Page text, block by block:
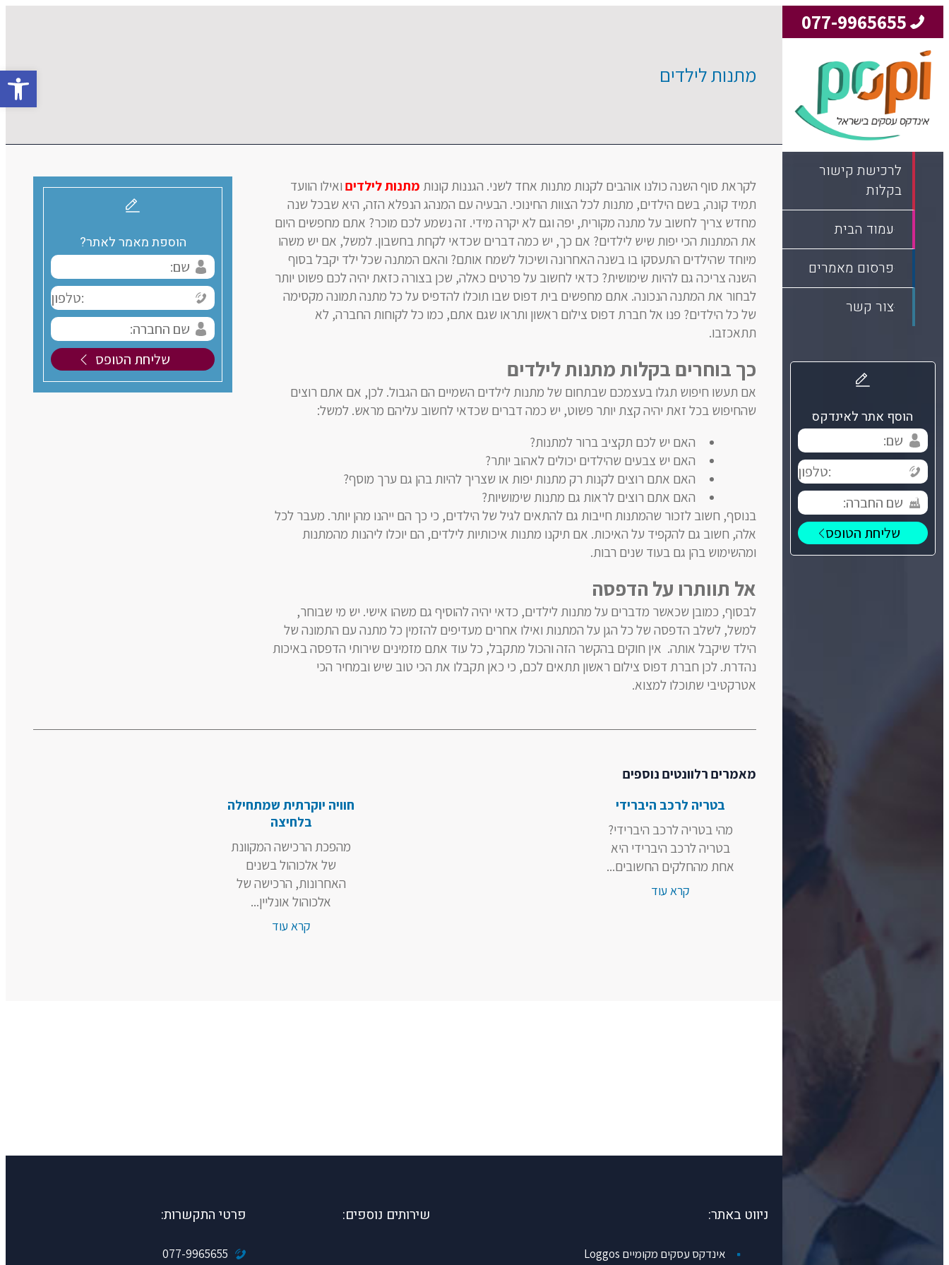
פתח
077-9965655
לרכישת קישור
בקלות
עמוד הבית
פרסום מאמרים
צור קשר
הוסף אתר לאינדקס
מתנות לילדים
לקראת סוף השנה כולנו אוהבים לקנות מתנות אחד לשני. הגננות קונות מתנות לילדיםואילו הוועד
תמיד קונה, בשם הילדים, מתנות לכל הצוות החינוכי. הבעיה עם המנהג הנפלא הזה, היא שבכל שנה
מחדש צריך לחשוב על מתנה מקורית, יפה וגם לא יקרה מידי. זה נשמע לכם מוכר? אתם מחפשים היום
את המתנות הכי יפות שיש לילדים? אם כך, יש כמה דברים שכדאי לקחת בחשבון. למשל, אם יש משהו
מיוחד שהילדים התעסקו בו בשנה האחרונה ושיכול לשמח אותם? והאם המתנה שכל ילד יקבל בסוף
השנה צריכה גם להיות שימושית? כדאי לחשוב על פרטים כאלה, שכן בצורה כזאת יהיה לכם פשוט יותר
לבחור את המתנה הנכונה. אתם מחפשים בית דפוס שבו תוכלו להדפיס על כל מתנה תמונה מקסימה
של כל הילדים? פנו אל חברת דפוס צילום ראשון ותראו שגם אתם, כמו כל לקוחות החברה, לא
תתאכזבו.
כך בוחרים בקלות מתנות לילדים
אם תעשו חיפוש תגלו בעצמכם שבתחום של מתנות לילדים השמיים הם הגבול. לכן, אם אתם רוצים
שהחיפוש בכל זאת יהיה קצת יותר פשוט, יש כמה דברים שכדאי לחשוב עליהם מראש. למשל:
האם יש לכם תקציב ברור למתנות?
האם יש צבעים שהילדים יכולים לאהוב יותר?
האם אתם רוצים לקנות רק מתנות יפות או שצריך להיות בהן גם ערך מוסף?
האם אתם רוצים לראות גם מתנות שימושיות?
בנוסף, חשוב לזכור שהמתנות חייבות גם להתאים לגיל של הילדים, כי כך הם ייהנו מהן יותר. מעבר לכל
אלה, חשוב גם להקפיד על האיכות. אם תיקנו מתנות איכותיות לילדים, הם יוכלו ליהנות מהמתנות
ומהשימוש בהן גם בעוד שנים רבות.
אל תוותרו על הדפסה
לבסוף, כמובן שכאשר מדברים על מתנות לילדים, כדאי יהיה להוסיף גם משהו אישי. יש מי שבוחר,
למשל, לשלב הדפסה של כל הגן על המתנות ואילו אחרים מעדיפים להזמין כל מתנה עם התמונה של
הילד שיקבל אותה. אין חוקים בהקשר הזה והכול מתקבל, כל עוד אתם מזמינים שירותי הדפסה באיכות
נהדרת. לכן חברת דפוס צילום ראשון תתאים לכם, כי כאן תקבלו את הכי טוב שיש ובמחיר הכי
אטרקטיבי שתוכלו למצוא.
הוספת מאמר לאתר?
מאמרים רלוונטים נוספים
בטריה לרכב היברידי
מהי בטריה לרכב היברידי?
בטריה לרכב היברידי היא
אחת מהחלקים החשובים...
קרא עוד
חוויה יוקרתית שמתחילה
בלחיצה
מהפכת הרכישה המקוונת
של אלכוהול בשנים
האחרונות, הרכישה של
אלכוהול אונליין...
קרא עוד
ניווט באתר:
אינדקס עסקים מקומיים Loggos
שירותים נוספים: פרטי התקשרות:
077-9965655